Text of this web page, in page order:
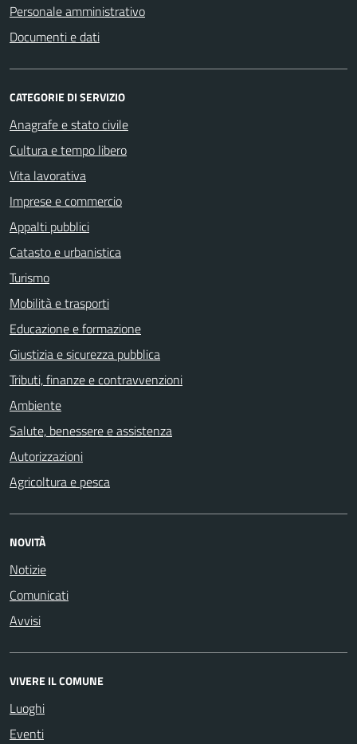
Personale amministrativo
Documenti e dati
CATEGORIE DI SERVIZIO
Anagrafe e stato civile
Cultura e tempo libero
Vita lavorativa
Imprese e commercio
Appalti pubblici
Catasto e urbanistica
Turismo
Mobilità e trasporti
Educazione e formazione
Giustizia e sicurezza pubblica
Tributi, finanze e contravvenzioni
Ambiente
Salute, benessere e assistenza
Autorizzazioni
Agricoltura e pesca
NOVITÀ
Notizie
Comunicati
Avvisi
VIVERE IL COMUNE
Luoghi
Eventi